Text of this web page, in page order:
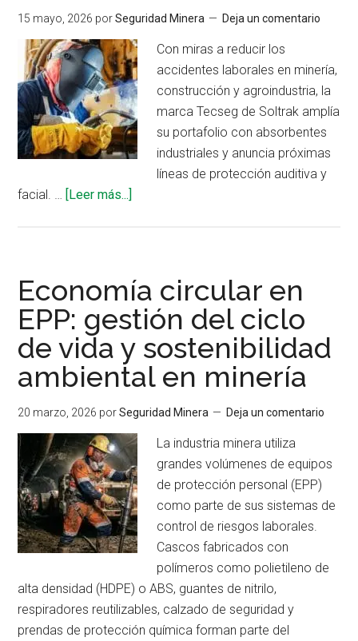
15 mayo, 2026 porSeguridad Minera Deja un comentario
Con miras a reducir los
accidentes laborales en minería,
construcción y agroindustria, la
marca Tecseg de Soltrak amplía
su portafolio con absorbentes
industriales y anuncia próximas
líneas de protección auditiva y
facial. … [Leer más...]
su
apuesta
por
la
seguridad
industrial
nuevos
productos
de
marca
propia
Economía circular en
EPP: gestión del ciclo
de vida y sostenibilidad
ambiental en minería
20 marzo, 2026 porSeguridad Minera Deja un comentario
La industria minera utiliza
grandes volúmenes de equipos
de protección personal (EPP)
como parte de sus sistemas de
control de riesgos laborales.
Cascos fabricados con
polímeros como polietileno de
alta densidad (HDPE) o ABS, guantes de nitrilo,
respiradores reutilizables, calzado de seguridad y
prendas de protección química forman parte del